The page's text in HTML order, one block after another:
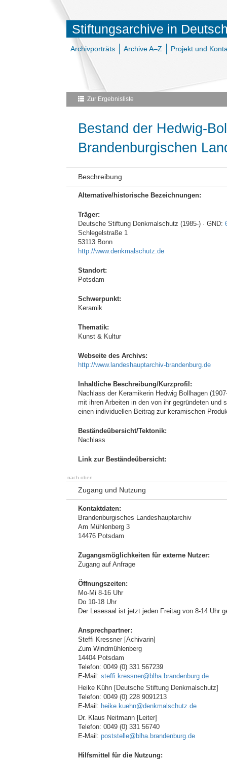
Stiftungsarchive in
Archivporträts Archive A–Z Projekt und
Zur Ergebnisliste
Bestand der Hedwig-
Brandenburgischen
Beschreibung
Alternative/historische Bezeichnungen:
Träger:
Deutsche Stiftung Denkmalschutz (1985-) · GND:
Schlegelstraße 1
53113 Bonn
http://www.denkmalschutz.de
Standort:
Potsdam
Schwerpunkt:
Keramik
Thematik:
Kunst & Kultur
Webseite des Archivs:
http://www.landeshauptarchiv-brandenburg.de
Inhaltliche Beschreibung/Kurzprofil:
Nachlass der Keramikerin Hedwig Bollhagen
mit ihren Arbeiten in den von ihr gegründeten und
einen individuellen Beitrag zur keramischen
Beständeübersicht/Tektonik:
Nachlass
Link zur Beständeübersicht:
nach oben
Zugang und Nutzung
Kontaktdaten:
Brandenburgisches Landeshauptarchiv
Am Mühlenberg 3
14476 Potsdam
Zugangsmöglichkeiten für externe Nutzer:
Zugang auf Anfrage
Öffnungszeiten:
Mo-Mi 8-16 Uhr
Do 10-18 Uhr
Der Lesesaal ist jetzt jeden Freitag von 8-14 Uhr
Ansprechpartner:
Steffi Kressner [Achivarin]
Zum Windmühlenberg
14404 Potsdam
Telefon: 0049 (0) 331 567239
E-Mail: steffi.kressner@blha.brandenburg.de
Heike Kühn [Deutsche Stiftung Denkmalschutz]
Telefon: 0049 (0) 228 9091213
E-Mail: heike.kuehn@denkmalschutz.de
Dr. Klaus Neitmann [Leiter]
Telefon: 0049 (0) 331 56740
E-Mail: poststelle@blha.brandenburg.de
Hilfsmittel für die Nutzung: